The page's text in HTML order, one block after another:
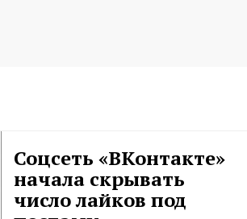
Соцсеть «ВКонтакте»
начала скрывать
число лайков под